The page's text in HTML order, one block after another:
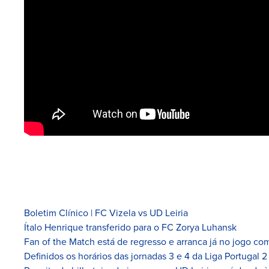
Boletim Clínico | FC Vizela vs UD Leiria
Ítalo Henrique transferido para o FC Zorya Luhansk
Fan of the Match está de regresso e arranca já no jogo
Definidos os horários das jornadas 3 e 4 da Liga Portugal 2